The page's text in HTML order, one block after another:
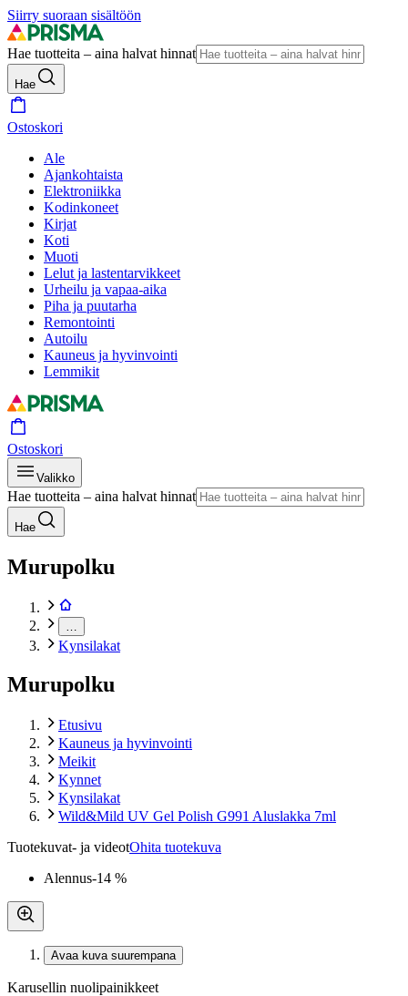
Siirry suoraan sisältöön
Hae tuotteita – aina halvat hinnat
Hae
Ostoskori
Ale
Ajankohtaista
Elektroniikka
Kodinkoneet
Kirjat
Koti
Muoti
Lelut ja lastentarvikkeet
Urheilu ja vapaa-aika
Piha ja puutarha
Remontointi
Autoilu
Kauneus ja hyvinvointi
Lemmikit
Ostoskori
Valikko
Hae tuotteita – aina halvat hinnat
Hae
Murupolku
Kynsilakat
Murupolku
Etusivu
Kauneus ja hyvinvointi
Meikit
Kynnet
Kynsilakat
Wild&Mild UV Gel Polish G991 Aluslakka 7ml
Tuotekuvat- ja videotOhita tuotekuva
Alennus-14 %
Avaa kuva suurempana
Karusellin nuolipainikkeet